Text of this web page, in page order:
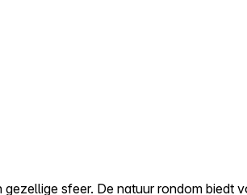
sfeer. De natuur rondom